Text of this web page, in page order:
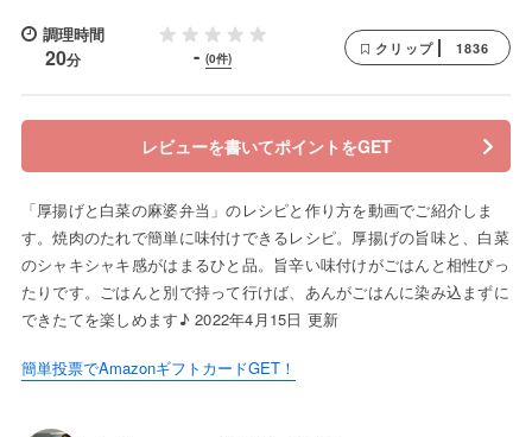
調理時間
20分 - (0件)
クリップ 1836
レビューを書いてポイントをGET
「厚揚げと白菜の麻婆弁当」のレシピと作り方を動画でご紹介しま
す。焼肉のたれで簡単に味付けできるレシピ。厚揚げの旨味と、白菜
のシャキシャキ感がはまるひと品。旨辛い味付けがごはんと相性ぴっ
たりです。ごはんと別で持って行けば、あんがごはんに染み込まずに
できたてを楽しめます♪ 2022年4月15日 更新
簡単投票でAmazonギフトカードGET！